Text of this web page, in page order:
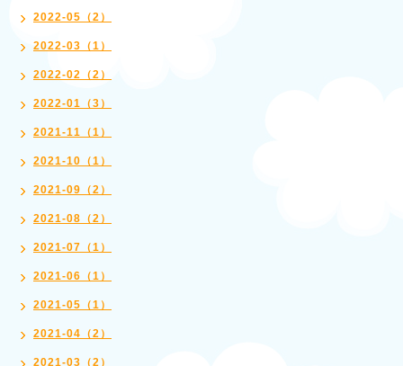
2022-05（2）
2022-03（1）
2022-02（2）
2022-01（3）
2021-11（1）
2021-10（1）
2021-09（2）
2021-08（2）
2021-07（1）
2021-06（1）
2021-05（1）
2021-04（2）
2021-03（2）